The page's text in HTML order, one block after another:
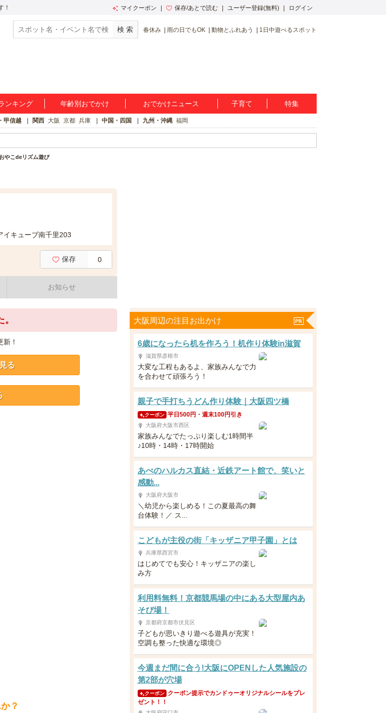
！ マイクーポン 保存/あとで読む ユーザー登録(無料) ログイン
春休み 雨の日でもOK 動物とふれあう 1日中遊べるスポット
ンキング 年齢別おでかけ おでかけニュース 子育て 特集
甲信越 関西 大阪 京都 兵庫 中国・四国 九州・沖縄 福岡
やこdeリズム遊び
イキューブ南千里203
保存 0
お知らせ
！
る
？
大阪周辺の注目お出かけ
6歳になったら机を作ろう！机作り体験in滋賀
滋賀県彦根市
大変な工程もあるよ、家族みんなで力
を合わせて頑張ろう！
親子で手打ちうどん作り体験｜大阪四ツ橋
クーポン 平日500円・週末100円引き
大阪府大阪市西区
家族みんなでたっぷり楽しむ1時間半
♪10時・14時・17時開始
あべのハルカス直結・近鉄アート館で、笑いと
感動...
大阪府大阪市
＼幼児から楽しめる！この夏最高の舞
台体験！／ ス...
こどもが主役の街「キッザニア甲子園」とは
兵庫県西宮市
はじめてでも安心！キッザニアの楽し
み方
利用料無料！京都競馬場の中にある大型屋内あ
そび場！
京都府京都市伏見区
子どもが思いきり遊べる遊具が充実！
空調も整った快適な環境◎
今週まだ間に合う!大阪にOPENした人気施設の
第2部が穴場
クーポン
クーポン提示でカンドゥーオリジナルシールをプレ
ゼント！！